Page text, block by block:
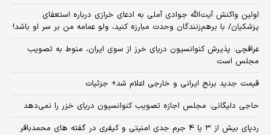
اولین واکنش آیت‌الله جوادی آملی به ادعای خرازی درباره استعفای
پزشکیان/ با برهم‌زنندگان وحدت مبارزه کنید، ولو عمامه من بر سر او باشد!
عراقچی: پذیرش کنوانسیون دریای خرز از سوی ایران، منوط به تصویب
مجلس است
قیمت جدید برنج ایرانی و خارجی اعلام شد+ جزئیات
حاجی دلیگانی: مجلس اجازه تصویب کنوانسیون دریای خزر را نمی‌دهد
ردپای بیش از ۳ یا ۴ جرم جدی امنیتی و کیفری در گفته های محمدباقر